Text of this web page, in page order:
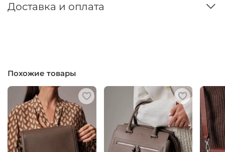
Доставка и оплата
Похожие товары